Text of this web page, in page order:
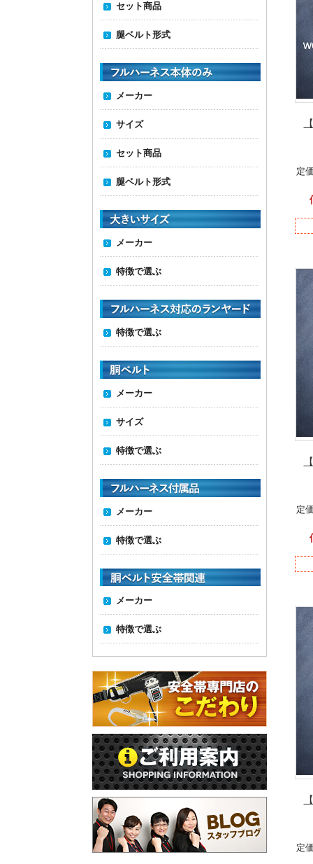
セット商品
腿ベルト形式
メーカー
サイズ
セット商品
腿ベルト形式
メーカー
特徴で選ぶ
特徴で選ぶ
メーカー
サイズ
特徴で選ぶ
メーカー
特徴で選ぶ
メーカー
特徴で選ぶ
定
定
定